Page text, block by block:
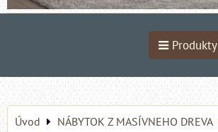
Produkty
Úvod NÁBYTOK Z MASÍVNEHO DREVA